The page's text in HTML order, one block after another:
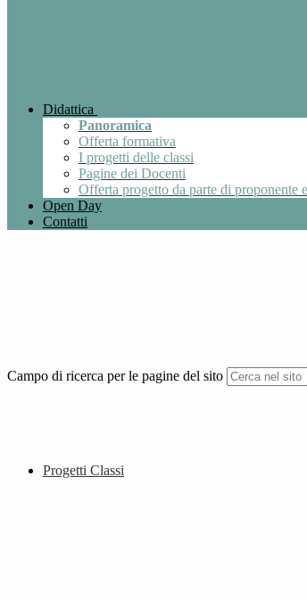
Didattica
Panoramica
Offerta formativa
I progetti delle classi
Pagine dei Docenti
Offerta progetto da parte di proponente
Open Day
Contatti
Campo di ricerca per le pagine del sito
Progetti Classi